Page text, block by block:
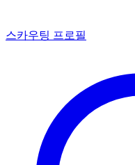
스카우팅 프로필